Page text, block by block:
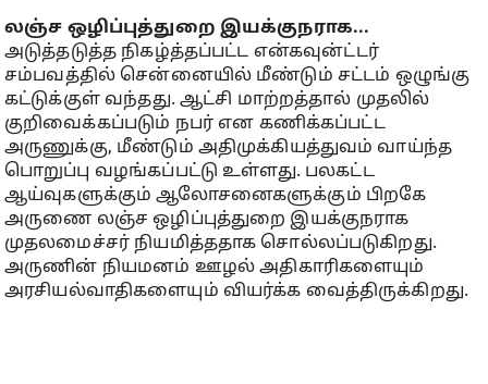
லஞ்ச ஒழிப்புத்துறை இயக்குநராக...
அடுத்தடுத்த நிகழ்த்தப்பட்ட என்கவுன்ட்டர்
சம்பவத்தில் சென்னையில் மீண்டும் சட்டம் ஒழுங்கு
கட்டுக்குள் வந்தது. ஆட்சி மாற்றத்தால் முதலில்
குறிவைக்கப்படும் நபர் என கணிக்கப்பட்ட
அருணுக்கு, மீண்டும் அதிமுக்கியத்துவம் வாய்ந்த
பொறுப்பு வழங்கப்பட்டு உள்ளது. பலகட்ட
ஆய்வுகளுக்கும் ஆலோசனைகளுக்கும் பிறகே
அருணை லஞ்ச ஒழிப்புத்துறை இயக்குநராக
முதலமைச்சர் நியமித்ததாக சொல்லப்படுகிறது.
அருணின் நியமனம் ஊழல் அதிகாரிகளையும்
அரசியல்வாதிகளையும் வியர்க்க வைத்திருக்கிறது.